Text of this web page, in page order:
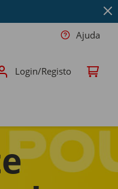
Ajuda
Login/Registo